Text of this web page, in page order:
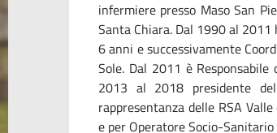
infermiere presso Maso San
Santa Chiara. Dal 1990 al
6 anni e successivamente
Sole. Dal 2011 è
2013 al 2018 presidente
rappresentanza delle RSA
e per Operatore Socio-